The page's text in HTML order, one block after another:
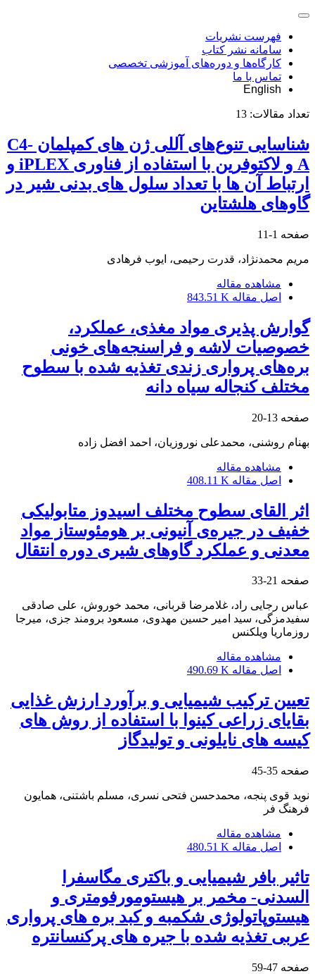
فهرست نشریات
سامانه نشر کتاب
کارگاه‌ها و دوره‌های آموزشی تخصصی
تماس با ما
English
تعداد مقالات: 13
شناسایی تنوع‌های آللی ژن های کمپلمان C4-
A و لاکتوفرین با استفاده از فناوری iPLEX و
ارتباط آن ها با تعداد سلول های بدنی شیر در
گاوهای هلشتاین
صفحه 1-11
مریم محمدنژاد، قدرت رحیمی، ایوب فرهادی
مشاهده مقاله
اصل مقاله 843.51 K
گوارش پذیری مواد مغذی، عملکرد،
خصوصیات لاشه و فراسنجه‌های خونی
بره‌های پرواری زندی تغذیه شده با سطوح
مختلف کنجاله سیاه دانه
صفحه 13-20
بهنام روشنی، محمدعلی نوروزیان، احمد افضل‌ زاده
مشاهده مقاله
اصل مقاله 408.11 K
اثر القای سطوح مختلف اسیدوز متابولیکی
خفیف در جیره‌ی آنیونی بر هومئوستاز مواد
معدنی و عملکرد گاوهای شیری دوره انتقال
صفحه 21-33
عباس رجایی راد، غلامرضا قربانی، محمد خوروش، علی صادقی
سفیدمزگی، سید امیر حسین مهدوی، مسعود برومند جزی، میرجا
روزماریا ویلکنس
مشاهده مقاله
اصل مقاله 490.69 K
تعیین ترکیب شیمیایی و برآورد ارزش غذایی
بقایای زراعی کینوا با استفاده از روش های
کیسه های نایلونی و تولیدگاز
صفحه 35-45
نوید قوی پنجه، محمدحسن فتحی نسری، مسلم باشتنی، همایون
فرهنگ فر
مشاهده مقاله
اصل مقاله 480.51 K
تاثیر بافر شیمیایی و باکتری مگاسفرا
السدنی- مخمر بر هیستومورفومتری و
هیستوپاتولوژی شکمبه و کبد بره ‏های پرواری
عربی تغذیه شده با جیره ‏های پرکنسانتره
صفحه 47-59